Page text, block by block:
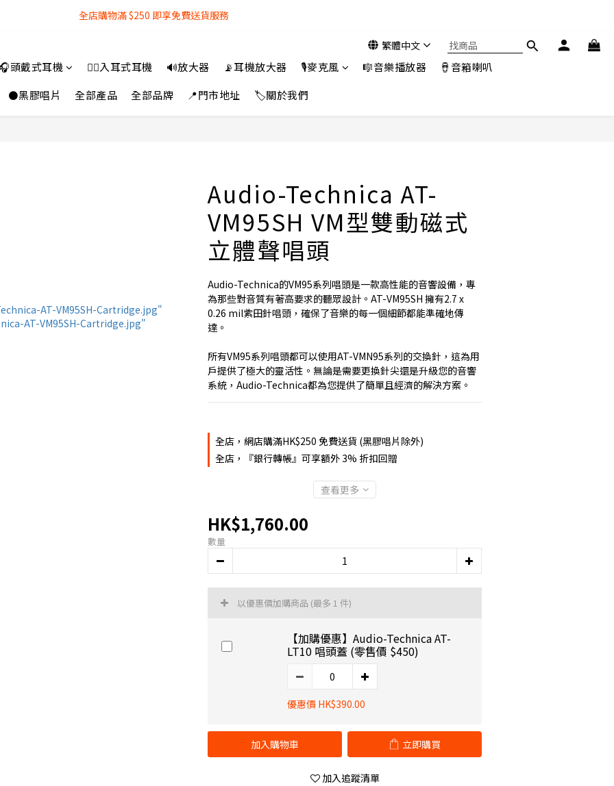
全店購物滿 $250 即享免費送貨服務
全店購物滿 $250 即享免費送貨服務
全店購物滿 $250 即享免費送貨服務
繁體中文
頭戴式耳機 👂🏻入耳式耳機 🔊放大器 📡耳機放大器 🎙️麥克風 🎼音樂播放器
🪘音箱喇叭
⚫黑膠唱片
全部產品 全部品牌 📍門市地址 🏷️關於我們
Audio-Technica AT-
VM95SH VM型雙動磁式
立體聲唱頭
Audio-Technica的VM95系列唱頭是一款高性能的音響設備，專
為那些對音質有著高要求的聽眾設計。AT-VM95SH 擁有2.7 x
0.26 mil紫田針唱頭，確保了音樂的每一個細節都能準確地傳
達。
所有VM95系列唱頭都可以使用AT-VMN95系列的交換針，這為用
戶提供了極大的靈活性。無論是需要更換針尖還是升級您的音響
系統，Audio-Technica都為您提供了簡單且經濟的解決方案。
全店，網店購滿HK$250 免費送貨 (黑膠唱片除外)
全店，『銀行轉帳』可享額外 3% 折扣回贈
查看更多
HK$1,760.00
數量
以優惠價加購商品 (最多 1 件)
【加購優惠】Audio-Technica AT-
LT10 唱頭蓋 (零售價 $450)
優惠價 HK$390.00
加入購物車 立即購買
加入追蹤清單